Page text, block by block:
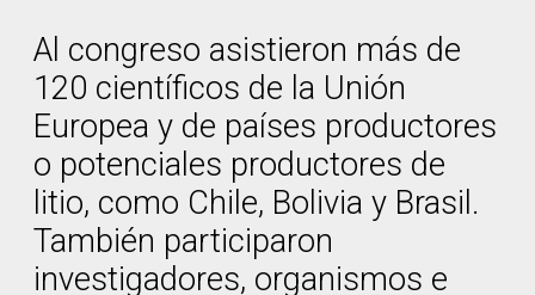
Al congreso asistieron más de
120 científicos de la Unión
Europea y de países productores
o potenciales productores de
litio, como Chile, Bolivia y Brasil.
También participaron
investigadores, organismos e